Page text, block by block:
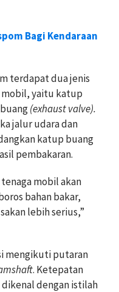
Bagi Kendaraan
terdapat dua jenis
mobil, yaitu katup
(exhaust valve).
jalur udara dan
katup buang
pembakaran.
mobil akan
bahan bakar,
lebih serius,”
mengikuti putaran
. Ketepatan
dengan istilah